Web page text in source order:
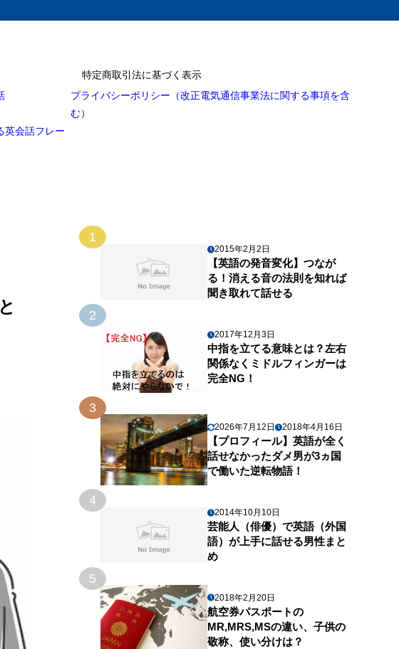
英会話フレー
特定商取引法に基づく表示
プライバシーポリシー（改正電気通信事業法に関する事項を含
む）
1
2015年2月2日
【英語の発音変化】つなが
る！消える音の法則を知れば
聞き取れて話せる
2
2017年12月3日
中指を立てる意味とは？左右
関係なくミドルフィンガーは
完全NG！
3
2026年7月12日 2018年4月16日
【プロフィール】英語が全く
話せなかったダメ男が3ヵ国
で働いた逆転物語！
4
2014年10月10日
芸能人（俳優）で英語（外国
語）が上手に話せる男性まと
め
5
2018年2月20日
航空券パスポートの
MR,MRS,MSの違い、子供の
敬称、使い分けは？
Stole My Gal」